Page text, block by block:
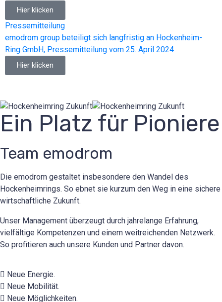
Hier klicken
Pressemitteilung
emodrom group beteiligt sich langfristig an Hockenheim-
Ring GmbH, Pressemitteilung vom 25. April 2024
Hier klicken
Ein Platz für Pioniere
Team emodrom
Die emodrom gestaltet insbesondere den Wandel des
Hockenheimrings. So ebnet sie kurzum den Weg in eine sichere
wirtschaftliche Zukunft.
Unser Management überzeugt durch jahrelange Erfahrung,
vielfältige Kompetenzen und einem weitreichenden Netzwerk.
So profitieren auch unsere Kunden und Partner davon.
Neue Energie.
Neue Mobilität.
Neue Möglichkeiten.